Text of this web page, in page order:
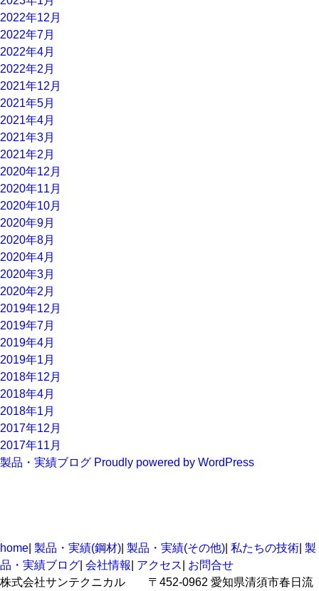
2022年12月
2022年7月
2022年4月
2022年2月
2021年12月
2021年5月
2021年4月
2021年3月
2021年2月
2020年12月
2020年11月
2020年10月
2020年9月
2020年8月
2020年4月
2020年3月
2020年2月
2019年12月
2019年7月
2019年4月
2019年1月
2018年12月
2018年4月
2018年1月
2017年12月
2017年11月
製品・実績ブログ Proudly powered by WordPress
home 製品・実績(鋼材) 製品・実績(その他) 私たちの技術 製
品・実績ブログ 会社情報 アクセス
お問合せ
株式会社サンテクニカル 〒452-0962 愛知県清須市春日流